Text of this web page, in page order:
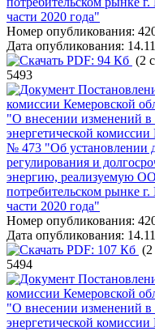
части 2020 года"
Номер опубликования:
Дата опубликования:
PDF: 94 Кб (2
5493
комиссии Кемеровской
"О внесении изменений в
энергетической
№ 473 "Об установлении
регулирования и
энергию, реализуемую
потребительском рынке
части 2020 года"
Номер опубликования:
Дата опубликования:
PDF: 107 Кб (2
5494
комиссии Кемеровской
"О внесении изменений в
энергетической